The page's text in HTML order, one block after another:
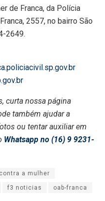
de Franca, da Polícia
2557, no bairro São
2649.
curta nossa página
também ajudar a
ou tentar auxiliar em
Whatsapp no (16) 9 9231-
a mulher
f3 noticias oab-franca